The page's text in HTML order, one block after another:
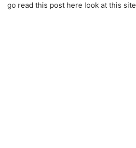
go read this post here look at this site